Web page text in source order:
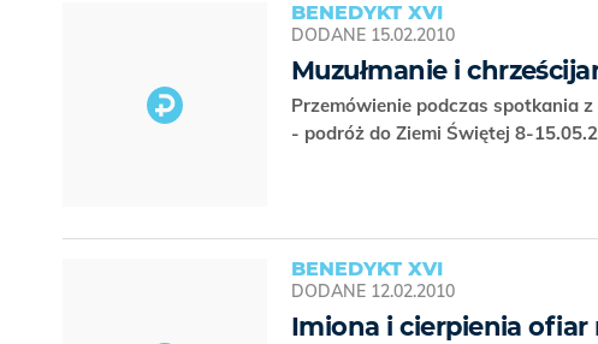
BENEDYKT XVI
DODANE 15.02.2010
Muzułmanie i
Przemówienie podczas spotkania
- podróż do Ziemi Świętej 8-
BENEDYKT XVI
DODANE 12.02.2010
Imiona i cierpienia